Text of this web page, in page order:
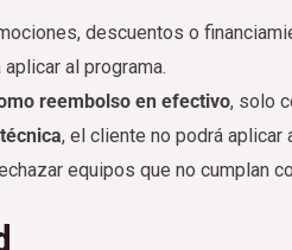
descuentos o
aplicar al programa.
reembolso en efectivo, solo
, el cliente no podrá aplicar
equipos que no cumplan